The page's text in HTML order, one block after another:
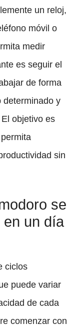
un reloj,
móvil o
medir
es seguir el
de forma
determinado y
objetivo es
sin
se
en un día
ciclos
puede variar
de cada
comenzar con